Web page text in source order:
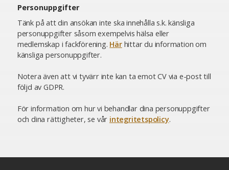
Personuppgifter
Tänk på att din ansökan inte ska innehålla s.k. känsliga
personuppgifter såsom exempelvis hälsa eller
medlemskap i fackförening. Härhittar du information om
känsliga personuppgifter.
Notera även att vi tyvärr inte kan ta emot CV via e-post till
följd av GDPR.
För information om hur vi behandlar dina personuppgifter
och dina rättigheter, se vår integritetspolicy.